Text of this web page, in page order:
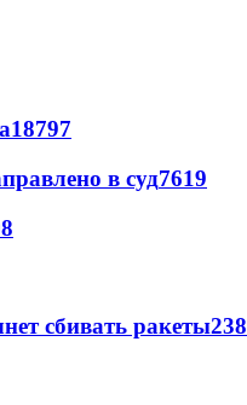
18797
в суд7619
сбивать ракеты